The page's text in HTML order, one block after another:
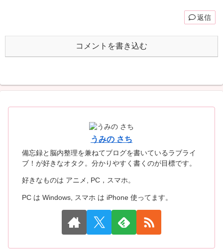
返信
コメントを書き込む
うみの さち
備忘録と脳内整理を兼ねてブログを書いているラブライ
ブ！が好きなオタク。分かりやすく書くのが目標です。
好きなものは アニメ, PC，スマホ。
PC は Windows, スマホ は iPhone 使ってます。